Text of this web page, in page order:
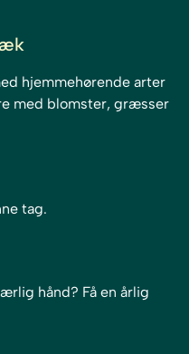
hjemmehørende arter
med blomster, græsser
tag.
hånd? Få en årlig